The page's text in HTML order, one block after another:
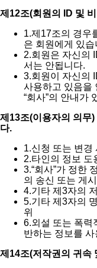
제12조(회원의 ID 및
1.제17조의 경우
은 회원에게 있습
2.회원은 자신의
서는 안됩니다.
3.회원이 자신의
사용하고 있음을
“회사”의 안내가
제13조(이용자의 의무
다.
1.신청 또는 변경
2.타인의 정보 도
3.“회사”가 정한
의 송신 또는 게시
4.기타 제3자의
5.기타 제3자의
위
6.외설 또는 폭력
반하는 정보를
제14조(저작권의 귀속